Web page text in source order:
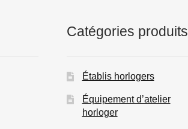
Catégories produits
Établis horlogers
Équipement d’atelier
horloger